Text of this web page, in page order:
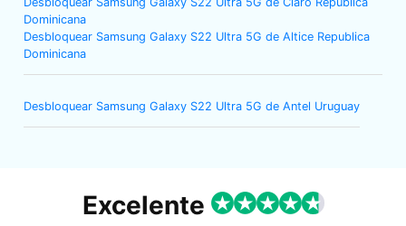
Dominicana
Desbloquear Samsung Galaxy S22 Ultra 5G de Altice Republica
Dominicana
Desbloquear Samsung Galaxy S22 Ultra 5G de Antel Uruguay
Excelente